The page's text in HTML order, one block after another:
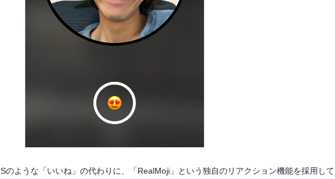
のような「いいね」の代わりに、「RealMoji」という独自のリアクション機能を採用して